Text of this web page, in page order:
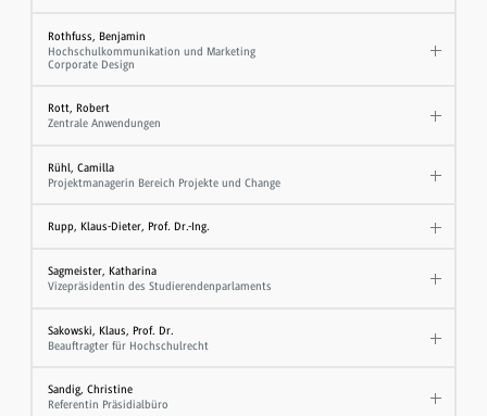
Rothfuss, Benjamin
Hochschulkommunikation und Marketing
Corporate Design
Rott, Robert
Zentrale Anwendungen
Rühl, Camilla
Projektmanagerin Bereich Projekte und Change
Rupp, Klaus-Dieter, Prof. Dr.-Ing.
Sagmeister, Katharina
Vizepräsidentin des Studierendenparlaments
Sakowski, Klaus, Prof. Dr.
​Beauftragter für Hochschulrecht
Sandig, Christine
Referentin Präsidialbüro